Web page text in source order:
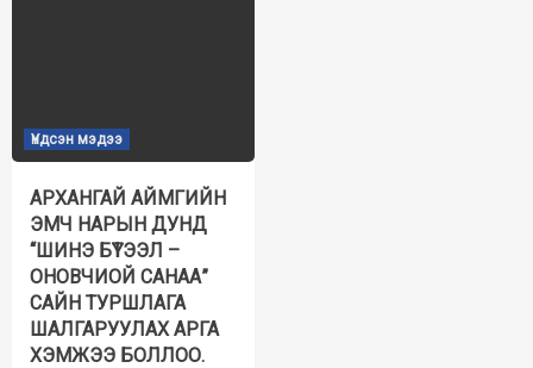
Үндсэн мэдээ
АРХАНГАЙ АЙМГИЙН
ЭМЧ НАРЫН ДУНД
“ШИНЭ БҮТЭЭЛ –
ОНОВЧИОЙ САНАА”
САЙН ТУРШЛАГА
ШАЛГАРУУЛАХ АРГА
ХЭМЖЭЭ БОЛЛОО.